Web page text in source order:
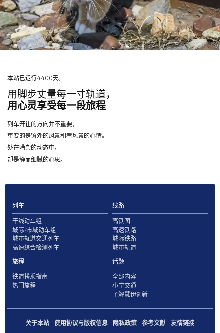
本站已运行4400天。
用脚步丈量每一寸轨道，
用心灵享受每一段旅程
列车开往的方向并不重要，
重要的是窗外的风景和看风景的心情。
处在嘈杂的动态中，
却是静而细腻的心思。
列车
干线动车组
城际/市域动车组
城市轨道交通列车
高速综合检测列车
线路
高铁图
高速铁路
城际铁路
城市轨道
旅程
铁道搭乘指南
热门旅程
话题
全部内容
小宁交通
了解慧伊创新
关于本站 使用协议与版权信息 隐私政策 参考文献 友情链接